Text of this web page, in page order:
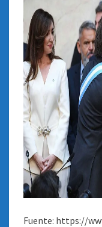
Fuente: https://